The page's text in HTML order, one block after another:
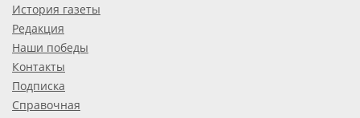
История газеты
Редакция
Наши победы
Контакты
Подписка
Справочная